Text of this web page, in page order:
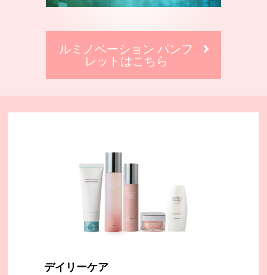
ルミノベーション パンフ
レットはこちら
デイリーケア